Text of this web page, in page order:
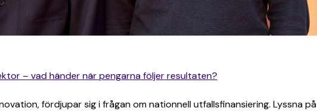
– vad händer när pengarna följer resultaten?
fördjupar sig i frågan om nationnell utfallsfinansiering. Lyssna på